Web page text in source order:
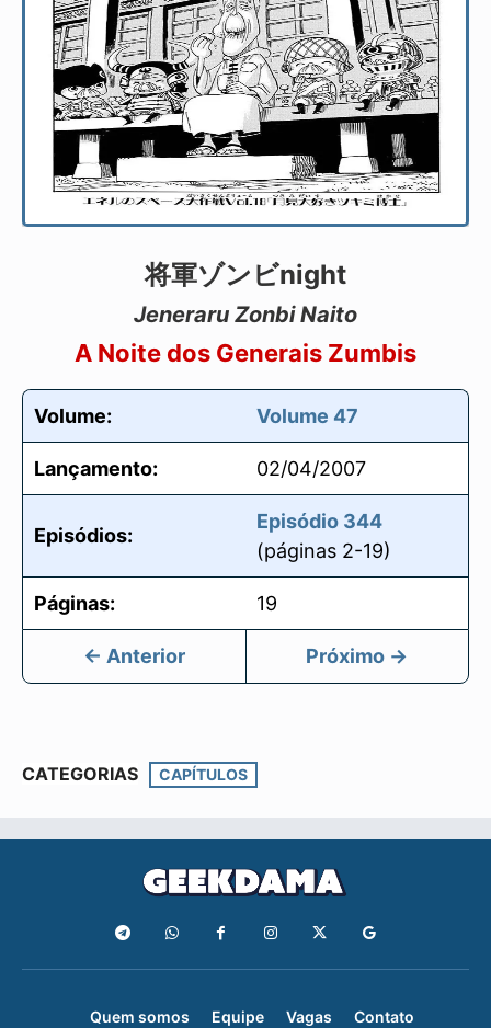
将軍ゾンビnight
Jeneraru Zonbi Naito
A Noite dos Generais Zumbis
Volume: Volume 47
Lançamento: 02/04/2007
Episódios:
Episódio 344
(páginas 2-19)
Páginas: 19
← Anterior Próximo →
CATEGORIAS CAPÍTULOS
Quem somos Equipe Vagas Contato